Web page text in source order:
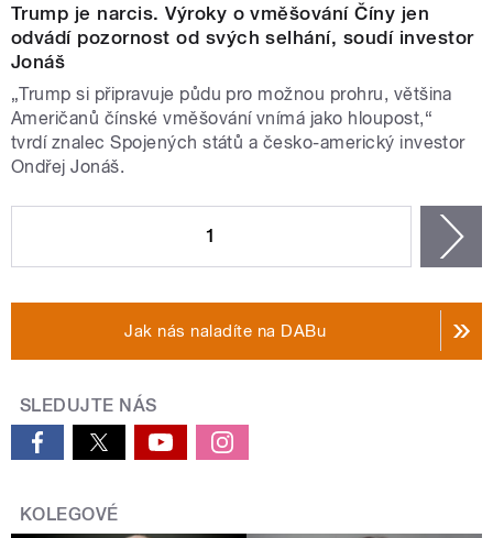
Trump je narcis. Výroky o vměšování Číny jen
odvádí pozornost od svých selhání, soudí investor
Jonáš
„Trump si připravuje půdu pro možnou prohru, většina
Američanů čínské vměšování vnímá jako hloupost,“
tvrdí znalec Spojených států a česko-americký investor
Ondřej Jonáš.
1
Jak nás naladíte na DABu
SLEDUJTE NÁS
KOLEGOVÉ